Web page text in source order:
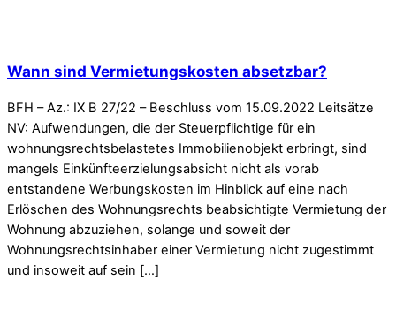
Wann sind Vermietungskosten absetzbar?
BFH – Az.: IX B 27/22 – Beschluss vom 15.09.2022 Leitsätze
NV: Aufwendungen, die der Steuerpflichtige für ein
wohnungsrechtsbelastetes Immobilienobjekt erbringt, sind
mangels Einkünfteerzielungsabsicht nicht als vorab
entstandene Werbungskosten im Hinblick auf eine nach
Erlöschen des Wohnungsrechts beabsichtigte Vermietung der
Wohnung abzuziehen, solange und soweit der
Wohnungsrechtsinhaber einer Vermietung nicht zugestimmt
und insoweit auf sein […]